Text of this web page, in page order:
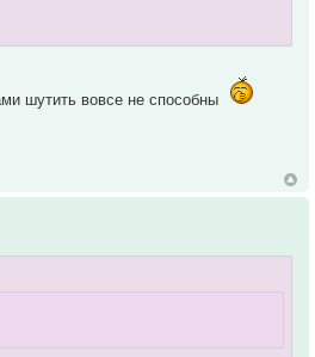
шутить вовсе не способны